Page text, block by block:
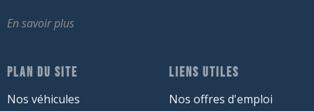
En savoir plus
PLAN DU SITE
Nos véhicules
LIENS UTILES
Nos offres d'emploi